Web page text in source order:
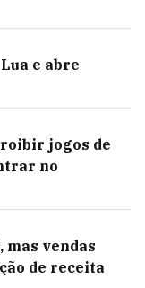
e abre
jogos de
no
mas vendas
de receita